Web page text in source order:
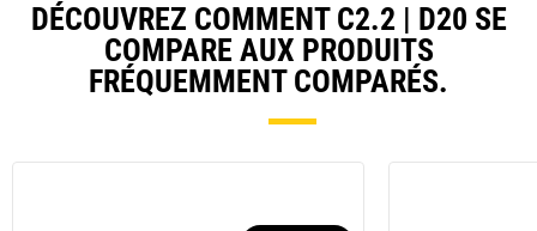
DÉCOUVREZ COMMENT C2.2 | D20 SE
COMPARE AUX PRODUITS
FRÉQUEMMENT COMPARÉS.